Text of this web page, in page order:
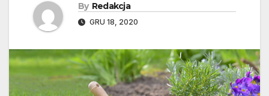
By Redakcja
GRU 18, 2020